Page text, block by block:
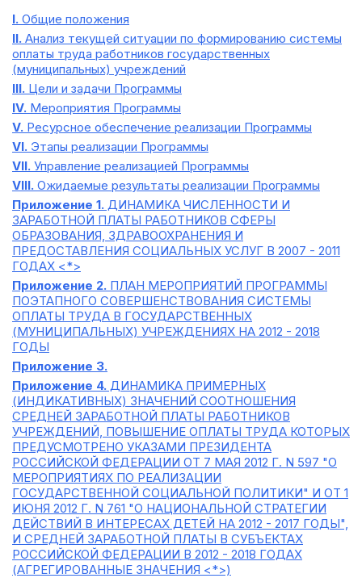
I. Общие положения
II. Анализ текущей ситуации по формированию системы
оплаты труда работников государственных
(муниципальных) учреждений
III. Цели и задачи Программы
IV. Мероприятия Программы
V. Ресурсное обеспечение реализации Программы
VI. Этапы реализации Программы
VII. Управление реализацией Программы
VIII. Ожидаемые результаты реализации Программы
Приложение 1. ДИНАМИКА ЧИСЛЕННОСТИ И
ЗАРАБОТНОЙ ПЛАТЫ РАБОТНИКОВ СФЕРЫ
ОБРАЗОВАНИЯ, ЗДРАВООХРАНЕНИЯ И
ПРЕДОСТАВЛЕНИЯ СОЦИАЛЬНЫХ УСЛУГ В 2007 - 2011
ГОДАХ <*>
Приложение 2. ПЛАН МЕРОПРИЯТИЙ ПРОГРАММЫ
ПОЭТАПНОГО СОВЕРШЕНСТВОВАНИЯ СИСТЕМЫ
ОПЛАТЫ ТРУДА В ГОСУДАРСТВЕННЫХ
(МУНИЦИПАЛЬНЫХ) УЧРЕЖДЕНИЯХ НА 2012 - 2018
ГОДЫ
Приложение 3.
Приложение 4. ДИНАМИКА ПРИМЕРНЫХ
(ИНДИКАТИВНЫХ) ЗНАЧЕНИЙ СООТНОШЕНИЯ
СРЕДНЕЙ ЗАРАБОТНОЙ ПЛАТЫ РАБОТНИКОВ
УЧРЕЖДЕНИЙ, ПОВЫШЕНИЕ ОПЛАТЫ ТРУДА КОТОРЫХ
ПРЕДУСМОТРЕНО УКАЗАМИ ПРЕЗИДЕНТА
РОССИЙСКОЙ ФЕДЕРАЦИИ ОТ 7 МАЯ 2012 Г. N 597 "О
МЕРОПРИЯТИЯХ ПО РЕАЛИЗАЦИИ
ГОСУДАРСТВЕННОЙ СОЦИАЛЬНОЙ ПОЛИТИКИ" И ОТ 1
ИЮНЯ 2012 Г. N 761 "О НАЦИОНАЛЬНОЙ СТРАТЕГИИ
ДЕЙСТВИЙ В ИНТЕРЕСАХ ДЕТЕЙ НА 2012 - 2017 ГОДЫ",
И СРЕДНЕЙ ЗАРАБОТНОЙ ПЛАТЫ В СУБЪЕКТАХ
РОССИЙСКОЙ ФЕДЕРАЦИИ В 2012 - 2018 ГОДАХ
(АГРЕГИРОВАННЫЕ ЗНАЧЕНИЯ <*>)